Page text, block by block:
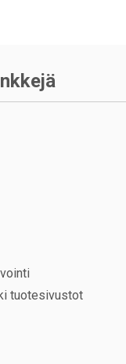
tuotesivustot